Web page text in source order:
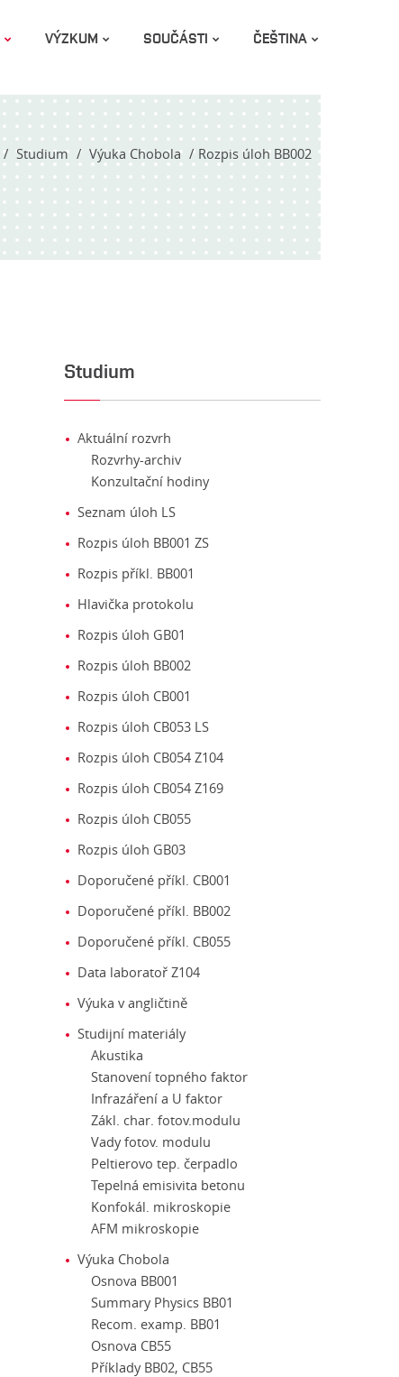
VÝZKUM SOUČÁSTI ČEŠTINA
Studium Výuka Chobola Rozpis úloh BB002
Studium
Aktuální rozvrh
Rozvrhy-archiv
Konzultační hodiny
Seznam úloh LS
Rozpis úloh BB001 ZS
Rozpis příkl. BB001
Hlavička protokolu
Rozpis úloh GB01
Rozpis úloh BB002
Rozpis úloh CB001
Rozpis úloh CB053 LS
Rozpis úloh CB054 Z104
Rozpis úloh CB054 Z169
Rozpis úloh CB055
Rozpis úloh GB03
Doporučené příkl. CB001
Doporučené příkl. BB002
Doporučené příkl. CB055
Data laboratoř Z104
Výuka v angličtině
Studijní materiály
Akustika
Stanovení topného faktor
Infrazáření a U faktor
Zákl. char. fotov.modulu
Vady fotov. modulu
Peltierovo tep. čerpadlo
Tepelná emisivita betonu
Konfokál. mikroskopie
AFM mikroskopie
Výuka Chobola
Osnova BB001
Summary Physics BB01
Recom. examp. BB01
Osnova CB55
Příklady BB02, CB55